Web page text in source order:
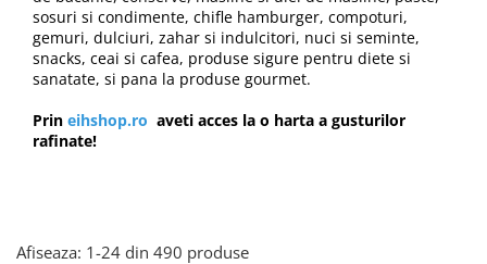
Condimente turcesti
Ghimbir murat la borcan
Supa miso
sosuri si condimente, chifle hamburger, compoturi,
gemuri, dulciuri, zahar si indulcitori, nuci si seminte,
snacks, ceai si cafea, produse sigure pentru diete si
sanatate, si pana la produse gourmet.
Prin eihshop.ro aveti acces la o harta a gusturilor
rafinate!
Afiseaza: 1-24 din 490 produse